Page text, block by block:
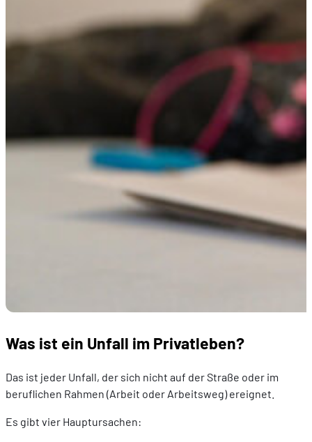
Was ist ein Unfall im Privatleben?
Das ist jeder Unfall, der sich nicht auf der Straße oder im
beruflichen Rahmen (Arbeit oder Arbeitsweg) ereignet.
Es gibt vier Hauptursachen: